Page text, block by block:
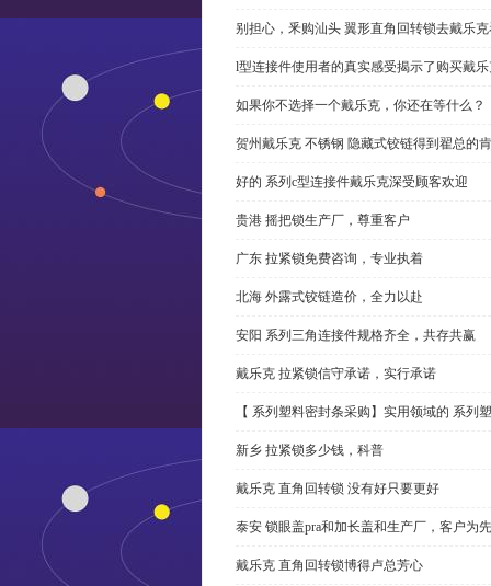
别担心，釆购汕头 翼形直角回转锁去戴乐
l型连接件使用者的真实感受揭示了购买戴
如果你不选择一个戴乐克，你还在等什么？
贺州戴乐克 不锈钢 隐藏式铰链得到翟总的
好的 系列c型连接件戴乐克深受顾客欢迎
贵港 摇把锁生产厂，尊重客户
广东 拉紧锁免费咨询，专业执着
北海 外露式铰链造价，全力以赴
安阳 系列三角连接件规格齐全，共存共赢
戴乐克 拉紧锁信守承诺，实行承诺
【 系列塑料密封条采购】实用领域的 系列
新乡 拉紧锁多少钱，科普
戴乐克 直角回转锁 没有好只要更好
泰安 锁眼盖pra和加长盖和生产厂，客户为先
戴乐克 直角回转锁博得卢总芳心